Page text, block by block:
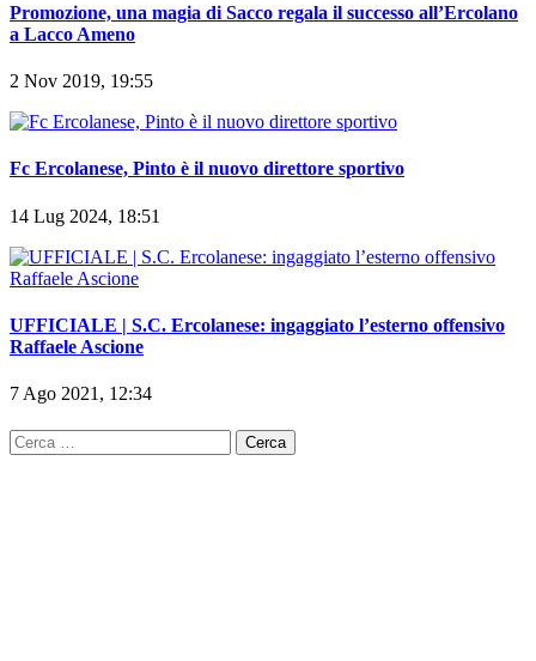
Promozione, una magia di Sacco regala il successo all’Ercolano
a Lacco Ameno
2 Nov 2019, 19:55
Fc Ercolanese, Pinto è il nuovo direttore sportivo
14 Lug 2024, 18:51
UFFICIALE | S.C. Ercolanese: ingaggiato l’esterno offensivo
Raffaele Ascione
7 Ago 2021, 12:34
Ricerca
per: